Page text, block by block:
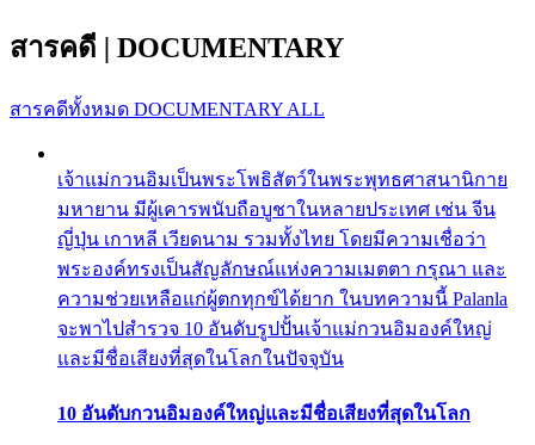
สารคดี | DOCUMENTARY
สารคดีทั้งหมด DOCUMENTARY ALL
เจ้าแม่กวนอิมเป็นพระโพธิสัตว์ในพระพุทธศาสนานิกาย
มหายาน มีผู้เคารพนับถือบูชาในหลายประเทศ เช่น จีน
ญี่ปุ่น เกาหลี เวียดนาม รวมทั้งไทย โดยมีความเชื่อว่า
พระองค์ทรงเป็นสัญลักษณ์แห่งความเมตตา กรุณา และ
ความช่วยเหลือแก่ผู้ตกทุกข์ได้ยาก ในบทความนี้ Palanla
จะพาไปสำรวจ 10 อันดับรูปปั้นเจ้าแม่กวนอิมองค์ใหญ่
และมีชื่อเสียงที่สุดในโลกในปัจจุบัน
10 อันดับกวนอิมองค์ใหญ่และมีชื่อเสียงที่สุดในโลก